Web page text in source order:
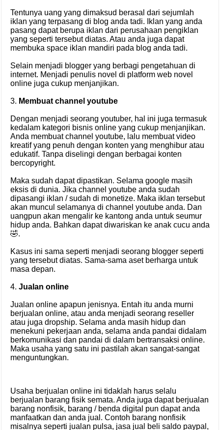
Tentunya uang yang dimaksud berasal dari sejumlah
iklan yang terpasang di blog anda tadi. Iklan yang anda
pasang dapat berupa iklan dari perusahaan pengiklan
yang seperti tersebut diatas. Atau anda juga dapat
membuka space iklan mandiri pada blog anda tadi.
Selain menjadi blogger yang berbagi pengetahuan di
internet. Menjadi penulis novel di platform web novel
online juga cukup menjanjikan.
3. Membuat channel youtube
Dengan menjadi seorang youtuber, hal ini juga termasuk
kedalam kategori bisnis online yang cukup menjanjikan.
Anda membuat channel youtube, lalu membuat video
kreatif yang penuh dengan konten yang menghibur atau
edukatif. Tanpa diselingi dengan berbagai konten
bercopyright.
Maka sudah dapat dipastikan. Selama google masih
eksis di dunia. Jika channel youtube anda sudah
dipasangi iklan / sudah di monetize. Maka iklan tersebut
akan muncul selamanya di channel youtube anda. Dan
uangpun akan mengalir ke kantong anda untuk seumur
hidup anda. Bahkan dapat diwariskan ke anak cucu anda
🤣.
Kasus ini sama seperti menjadi seorang blogger seperti
yang tersebut diatas. Sama-sama aset berharga untuk
masa depan.
4. Jualan online
Jualan online apapun jenisnya. Entah itu anda murni
berjualan online, atau anda menjadi seorang reseller
atau juga dropship. Selama anda masih hidup dan
menekuni pekerjaan anda, selama anda pandai didalam
berkomunikasi dan pandai di dalam bertransaksi online.
Maka usaha yang satu ini pastilah akan sangat-sangat
menguntungkan.
Usaha berjualan online ini tidaklah harus selalu
berjualan barang fisik semata. Anda juga dapat berjualan
barang nonfisik, barang / benda digital pun dapat anda
manfaatkan dan anda jual. Contoh barang nonfisik
misalnya seperti jualan pulsa, jasa jual beli saldo paypal,